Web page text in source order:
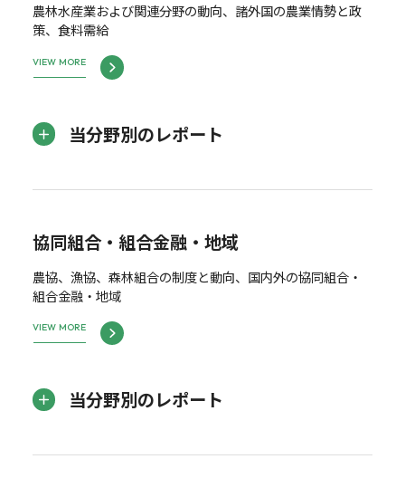
農林水産業および関連分野の動向、諸外国の農業情勢と政
策、食料需給
VIEW MORE
当分野別のレポート
協同組合・組合金融・地域
農協、漁協、森林組合の制度と動向、国内外の協同組合・
組合金融・地域
VIEW MORE
当分野別のレポート